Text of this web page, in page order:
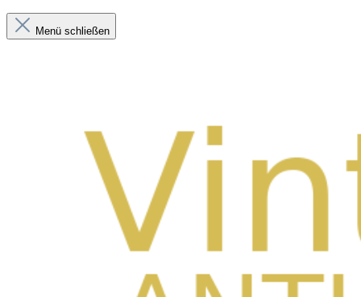
Menü schließen